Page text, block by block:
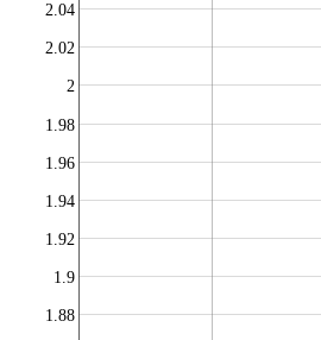
1.88
1.9
1.92
1.94
1.96
1.98
2
2.02
2.04